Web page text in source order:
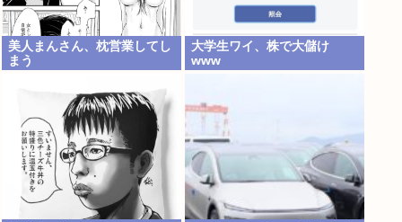
美人まんさん、枕営業してし
まう
大学生ワイ、株で大儲け
www